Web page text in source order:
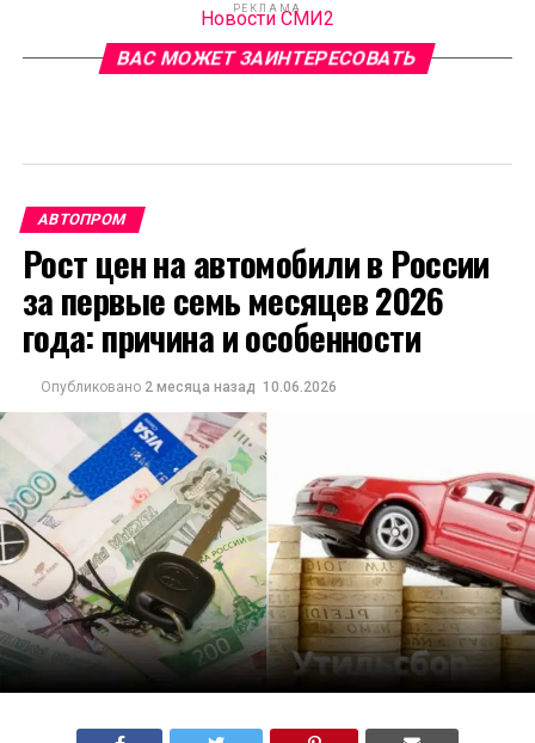
РЕКЛАМА
Новости СМИ2
ВАС МОЖЕТ ЗАИНТЕРЕСОВАТЬ
АВТОПРОМ
Рост цен на автомобили в России
за первые семь месяцев 2026
года: причина и особенности
Опубликовано 2 месяца назад 10.06.2026